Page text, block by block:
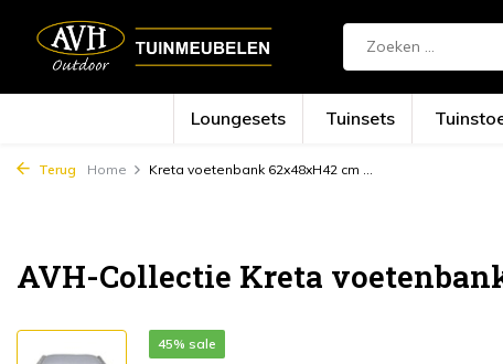
Loungesets Tuinsets
Terug Home Kreta voetenbank 62x48xH42 cm ...
AVH-Collectie Kreta
45% sale